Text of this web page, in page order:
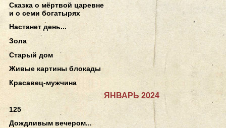
Сказка о мёртвой царевне
и о семи богатырях
Настанет день...
Зола
Старый дом
Живые картины блокады
Красавец-мужчина
ЯНВАРЬ 2024
125
Дождливым вечером...